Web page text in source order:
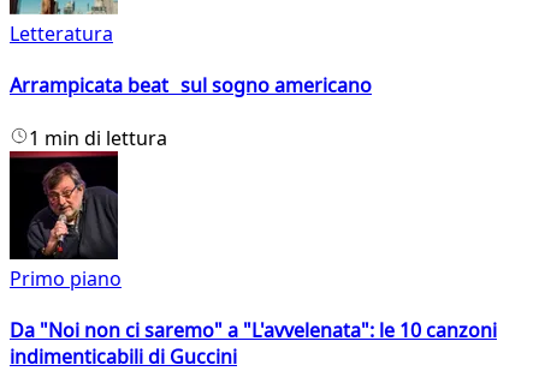
Letteratura
Arrampicata beat sul sogno americano
1 min di lettura
Primo piano
Da "Noi non ci saremo" a "L'avvelenata": le 10 canzoni
indimenticabili di Guccini